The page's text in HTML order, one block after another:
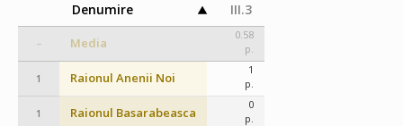
Denumire III.3
– Media
0.58
p.
1 Raionul Anenii Noi
1
p.
1 Raionul Basarabeasca
0
p.